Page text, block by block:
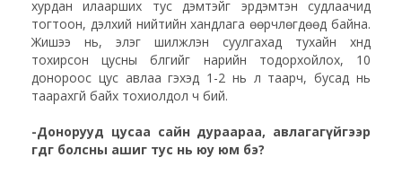
хурдан илаарших тус дэмтэйг эрдэмтэн судлаачид
тогтоон, дэлхий нийтийн хандлага өөрчлөгдөөд байна.
Жишээ нь, элэг шилжүүлэн суулгахад тухайн хүнд
тохирсон цусны бүлгийг нарийн тодорхойлох, 10
донороос цус авлаа гэхэд 1-2 нь л таарч, бусад нь
таарахгүй байх тохиолдол ч бий.
-Донорууд цусаа сайн дураараа, авлагагүйгээр
өгдөг болсны ашиг тус нь юу юм бэ?